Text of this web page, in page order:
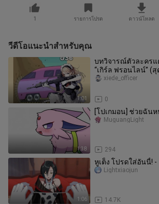
1 รายการโปรด ดาวน์โหลด
วีดีโอแนะนำสำหรับคุณ
1:01
บทวิจารณ์ตัวละครแ
“เกิร์ล ฟรอนไลน์” (
0
xiede_officer
1:38
[โปเกมอน] ช่วยฉัน
294
MuguangLight
1:06
หูเต็ง โปรดใส่อันนี้! -
14.7K
Lightxiaojun